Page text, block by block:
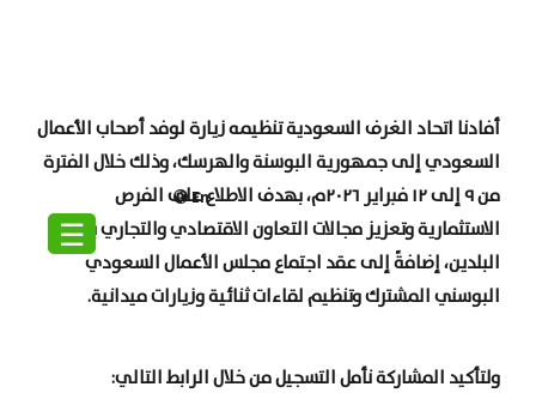
En
☰
أفادنا اتحاد الغرف السعودية تنظيمه زيارة لوفد أصحاب الأعمال
السعودي إلى جمهورية البوسنة والهرسك، وذلك خلال الفترة
من ٩ إلى ١٢ فبراير ٢٠٢٦م، بهدف الاطلاع على الفرص
الاستثمارية وتعزيز مجالات التعاون الاقتصادي والتجاري بين
البلدين، إضافةً إلى عقد اجتماع مجلس الأعمال السعودي
البوسني المشترك وتنظيم لقاءات ثنائية وزيارات ميدانية.
ولتأكيد المشاركة نأمل التسجيل من خلال الرابط التالي: